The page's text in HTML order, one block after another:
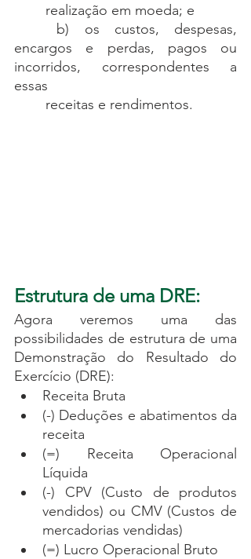
	realização em moeda; e
encargos e perdas, pagos ou
incorridos, correspondentes a
essas
	receitas e rendimentos.
Estrutura de uma DRE:
Agora veremos uma das
possibilidades de estrutura de uma
Demonstração do Resultado do
Exercício (DRE):
Receita Bruta
(-) Deduções e abatimentos da
receita
(=) Receita Operacional
Líquida
(-) CPV (Custo de produtos
vendidos) ou CMV (Custos de
mercadorias vendidas)
(=) Lucro Operacional Bruto